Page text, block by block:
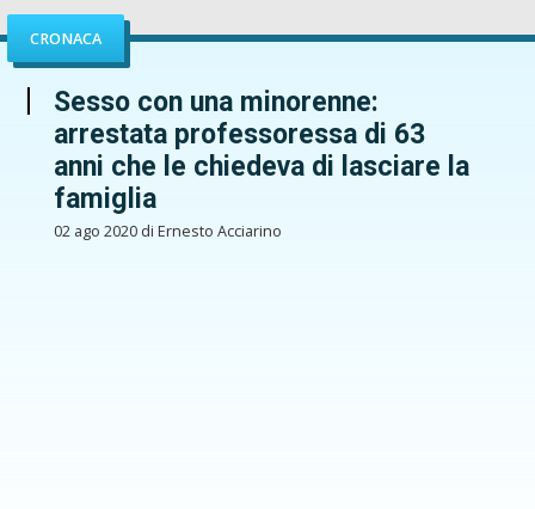
CRONACA
Sesso con una minorenne:
arrestata professoressa di 63
anni che le chiedeva di lasciare la
famiglia
02 ago 2020 di Ernesto Acciarino